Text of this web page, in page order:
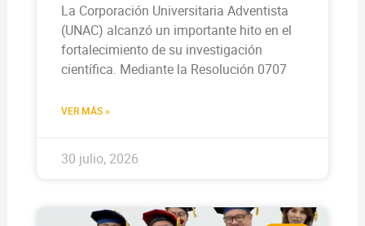
La Corporación Universitaria Adventista
(UNAC) alcanzó un importante hito en el
fortalecimiento de su investigación
científica. Mediante la Resolución 0707
VER MÁS »
30 julio, 2026